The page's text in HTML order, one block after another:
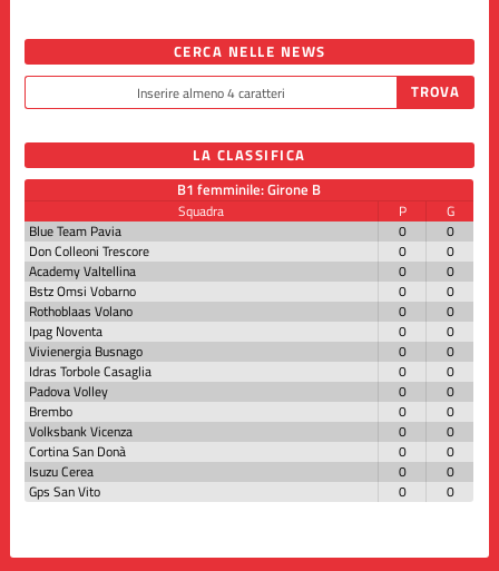
CERCA NELLE NEWS
LA CLASSIFICA
B1 femminile: Girone B
Squadra P
G
Blue Team Pavia
0
0
Don Colleoni Trescore
0
0
Academy Valtellina
0
0
Bstz Omsi Vobarno
0
0
Rothoblaas Volano
0
0
Ipag Noventa
0
0
Vivienergia Busnago
0
0
Idras Torbole Casaglia
0
0
Padova Volley
0
0
Brembo
0
0
Volksbank Vicenza
0
0
Cortina San Donà
0
0
Isuzu Cerea
0
0
Gps San Vito
0 0